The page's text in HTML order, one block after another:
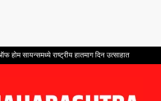
होम सायन्समध्ये राष्ट्रीय हातमाग दिन उत्साहात